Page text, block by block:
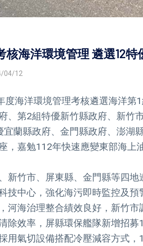
核海洋環境管理 遴選12
04/12
度海洋環境管理考核遴選海洋第
、第2組特優新竹縣政府、新竹
宜蘭縣政府、金門縣政府、澎湖
，嘉勉112年快速應變東部海上
新竹市、屏東縣、金門縣等四
技中心，強化海污即時監控及
河海治理整合績效良好，新竹
除效率，屏縣環保艦隊新增招
用氣切設備搭配冷壓減容方式